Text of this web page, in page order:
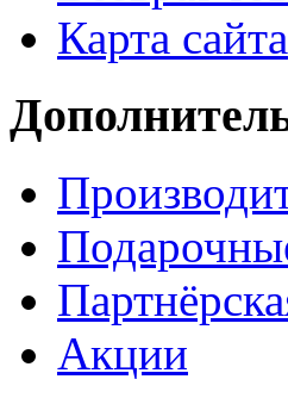
Карта сайта
Акции